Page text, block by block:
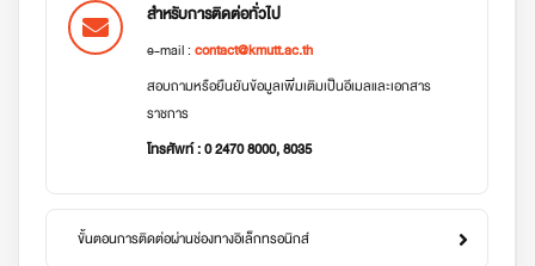
สำหรับการติดต่อทั่วไป
e-mail :contact@kmutt.ac.th
สอบถามหรือยืนยันข้อมูลเพิ่มเติมเป็นอีเมลและเอกสาร
ราชการ
โทรศัพท์ : 0 2470 8000, 8035
ขั้นตอนการติดต่อผ่านช่องทางอิเล็กทรอนิกส์